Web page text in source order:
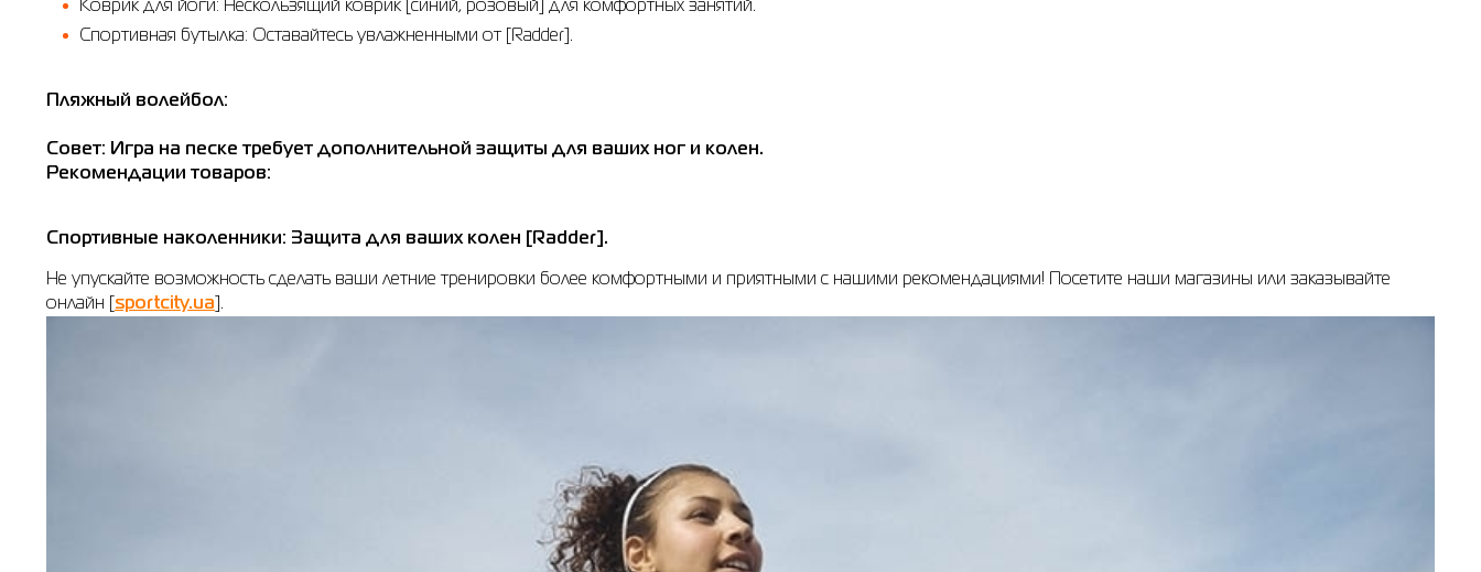
Коврик для йоги: Нескользящий коврик [синий, розовый] для комфортных занятий.
Спортивная бутылка: Оставайтесь увлажненными от [Radder].
Пляжный волейбол:
Совет: Игра на песке требует дополнительной защиты для ваших ног и колен.
Рекомендации товаров:
Спортивные наколенники: Защита для ваших колен [Radder].
Не упускайте возможность сделать ваши летние тренировки более комфортными и приятными с нашими рекомендациями! Посетите наши магазины или заказывайте
онлайн [ sportcity.ua ].